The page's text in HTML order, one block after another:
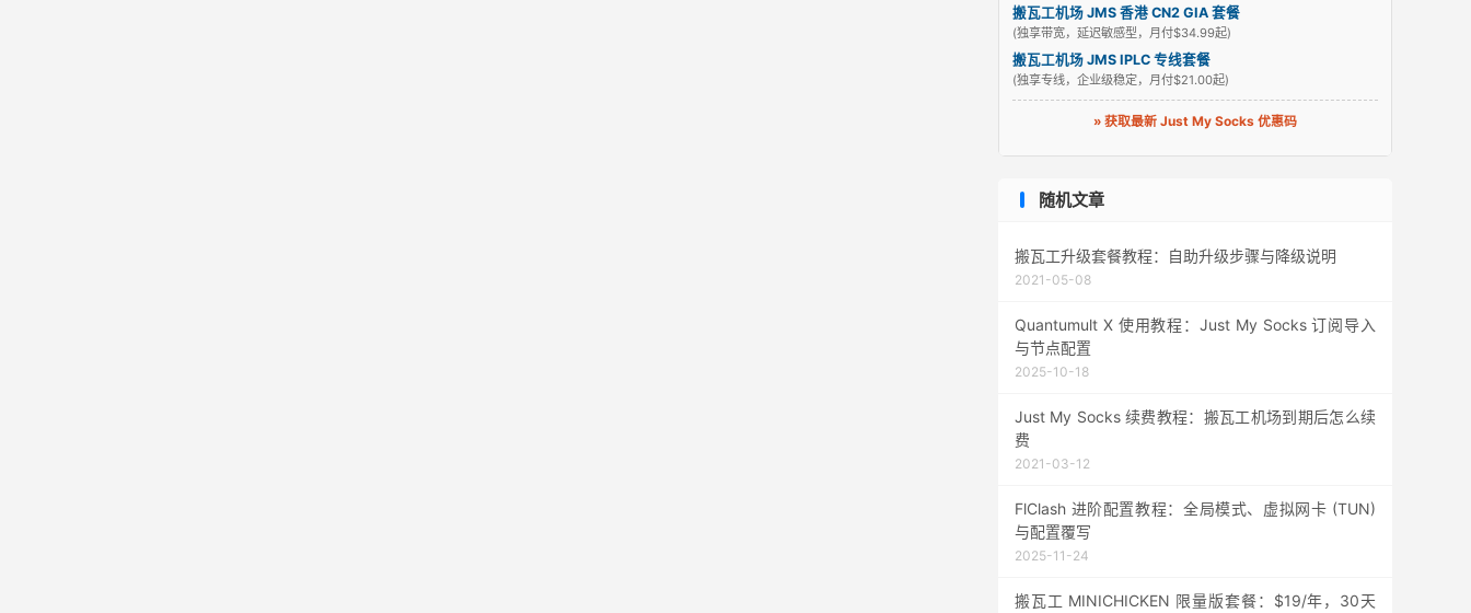
搬瓦工机场 JMS 香港 CN2 GIA 套餐
(独享带宽，延迟敏感型，月付$34.99起)
搬瓦工机场 JMS IPLC 专线套餐
(独享专线，企业级稳定，月付$21.00起)
» 获取最新 Just My Socks 优惠码
随机文章
搬瓦工升级套餐教程：自助升级步骤与降级说明
2021-05-08
Quantumult X 使用教程：Just My Socks 订阅导入
与节点配置
2025-10-18
Just My Socks 续费教程：搬瓦工机场到期后怎么续
费
2021-03-12
FlClash 进阶配置教程：全局模式、虚拟网卡 (TUN)
与配置覆写
2025-11-24
搬瓦工 MINICHICKEN 限量版套餐：$19/年，30天